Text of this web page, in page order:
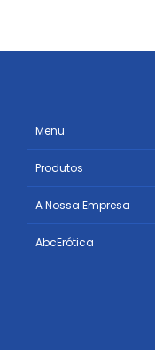
Menu
Produtos
A Nossa Empresa
AbcErótica